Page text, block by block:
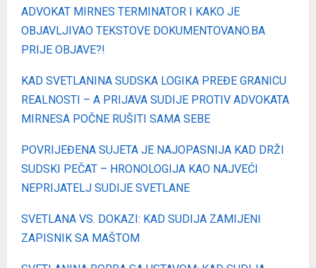
ADVOKAT MIRNES TERMINATOR I KAKO JE
OBJAVLJIVAO TEKSTOVE DOKUMENTOVANO.BA
PRIJE OBJAVE?!
KAD SVETLANINA SUDSKA LOGIKA PREĐE GRANICU
REALNOSTI – A PRIJAVA SUDIJE PROTIV ADVOKATA
MIRNESA POČNE RUŠITI SAMA SEBE
POVRIJEĐENA SUJETA JE NAJOPASNIJA KAD DRŽI
SUDSKI PEČAT – HRONOLOGIJA KAO NAJVEĆI
NEPRIJATELJ SUDIJE SVETLANE
SVETLANA VS. DOKAZI: KAD SUDIJA ZAMIJENI
ZAPISNIK SA MAŠTOM